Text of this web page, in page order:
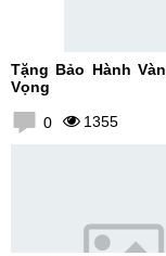
Tặng Bảo Hành
Vọng
0 1355